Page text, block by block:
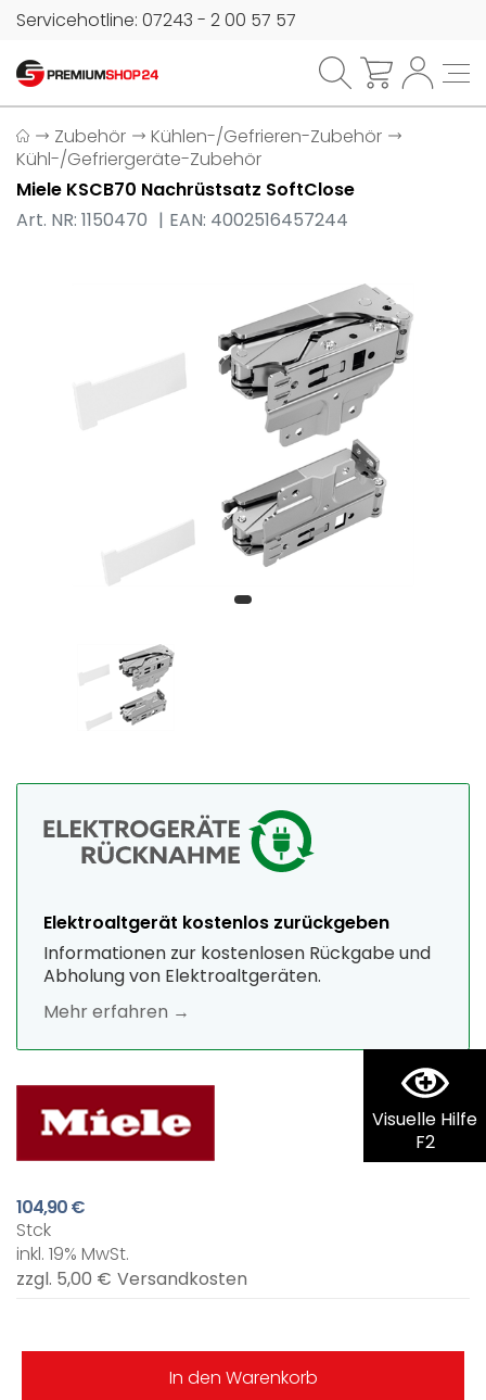
Visuelle Hilfe
F2
Servicehotline: 07243 - 2 00 57 57
Zubehör
Kühlen-/Gefrieren-Zubehör
Kühl-/Gefriergeräte-Zubehör
Miele KSCB70 Nachrüstsatz SoftClose
Art. NR: 1150470
EAN: 4002516457244
Elektroaltgerät kostenlos zurückgeben
Informationen zur kostenlosen Rückgabe und
Abholung von Elektroaltgeräten.
Mehr erfahren →
104,90 €
Stck
inkl. 19% MwSt.
zzgl. 5,00 € Versandkosten
In den Warenkorb